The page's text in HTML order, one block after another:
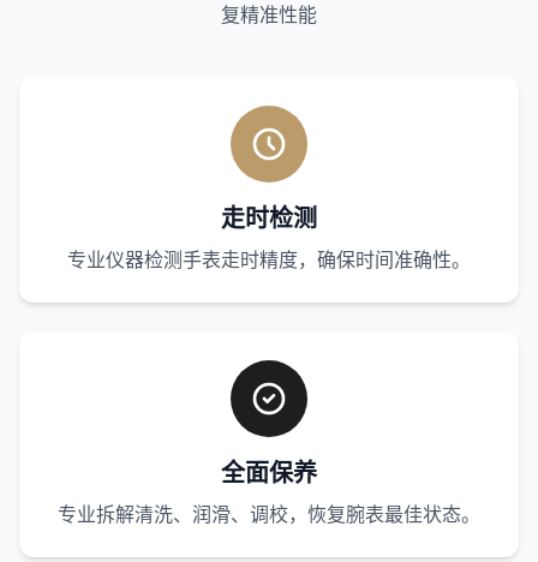
复精准性能
走时检测
专业仪器检测手表走时精度，确保时间准确性。
全面保养
专业拆解清洗、润滑、调校，恢复腕表最佳状态。